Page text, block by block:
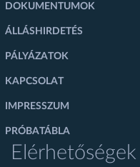
DOKUMENTUMOK
ÁLLÁSHIRDETÉS
PÁLYÁZATOK
KAPCSOLAT
IMPRESSZUM
PRÓBATÁBLA
Elérhetőségek